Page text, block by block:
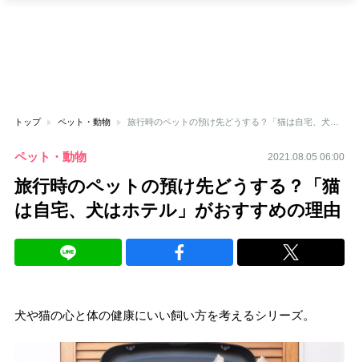
トップ ペット・動物
ペット・動物 2021.08.05 06:00
旅行時のペットの預け先どうする？「猫
は自宅、犬はホテル」がおすすめの理由
犬や猫の心と体の健康にいい飼い方を考えるシリーズ。